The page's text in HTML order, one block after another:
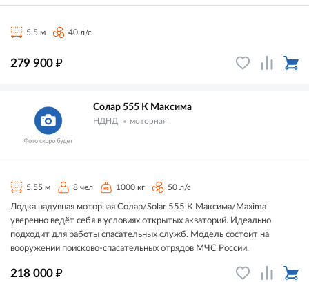
5.5 м 40 л/с
279 900 ₽
Солар 555 К Максима
НДНД моторная
5.55 м 8 чел 1000 кг 50 л/с
Лодка надувная моторная Солар/Solar 555 К Максима/Maxima
уверенно ведёт себя в условиях открытых акваторий. Идеально
подходит для работы спасательных служб. Модель состоит на
вооружении поисково-спасательных отрядов МЧС России.
218 000 ₽